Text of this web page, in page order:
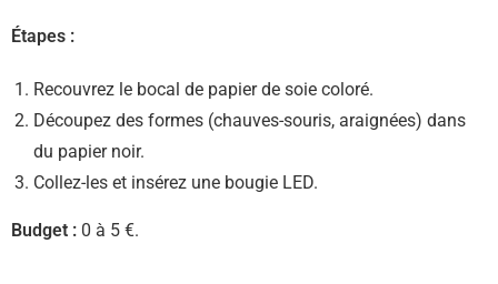
Étapes :
Recouvrez le bocal de papier de soie coloré.
Découpez des formes (chauves-souris, araignées) dans
du papier noir.
Collez-les et insérez une bougie LED.
Budget : 0 à 5 €.